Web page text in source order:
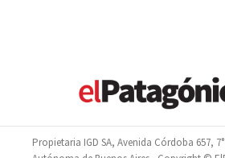
Propietaria IGD SA, Avenida Córdoba 657,